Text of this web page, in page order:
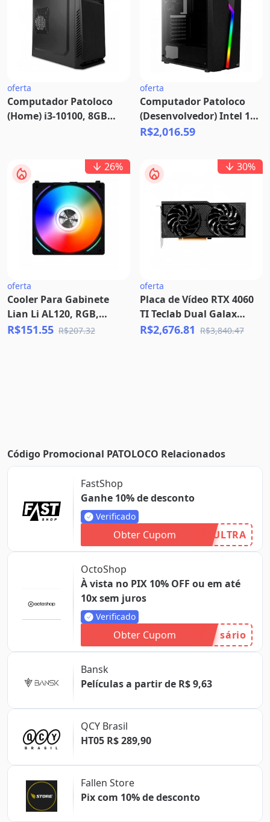
oferta
Computador Patoloco
(Home) i3-10100, 8GB
oferta
Computador Patoloco
(Desenvolvedor) Intel 12ª,
13ª e 14ª Geração DDR4
R$2,016.59
26%
oferta
Cooler Para Gabinete
Lian Li AL120, RGB,
120mm, Black, UF-AL120-
R$151.55 R$207.32
30%
oferta
Placa de Vídeo RTX 4060
TI Teclab Dual Galax
NVIDIA GeForce -
R$2,676.81 R$3,840.47
Código Promocional PATOLOCO Relacionados
FastShop
Ganhe 10% de desconto
Verificado
Obter Cupom ULTRA
OctoShop
À vista no PIX 10% OFF ou em até
10x sem juros
Verificado
Obter Cupom sário
Bansk
Películas a partir de R$ 9,63
QCY Brasil
HT05 R$ 289,90
Fallen Store
Pix com 10% de desconto